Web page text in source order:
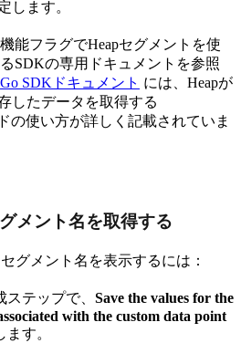
します。
能フラグでHeapセグメントを使
SDKの専用ドキュメントを参照
Go SDKドキュメント には、Heapが
したデータを取得する
の使い方が詳しく記載されていま
メント名を取得する
グメント名を表示するには：
テップで、 Save the values for the
with the custom data point
す。